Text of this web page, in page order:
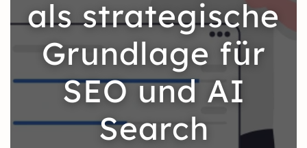
als strategische
Grundlage für
SEO und AI
Search